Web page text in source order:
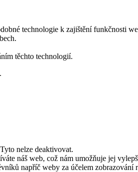
technologie k zajištění funkčnosti
těchto technologií.
.
nelze deaktivovat.
náš web, což nám umožňuje jej
napříč weby za účelem